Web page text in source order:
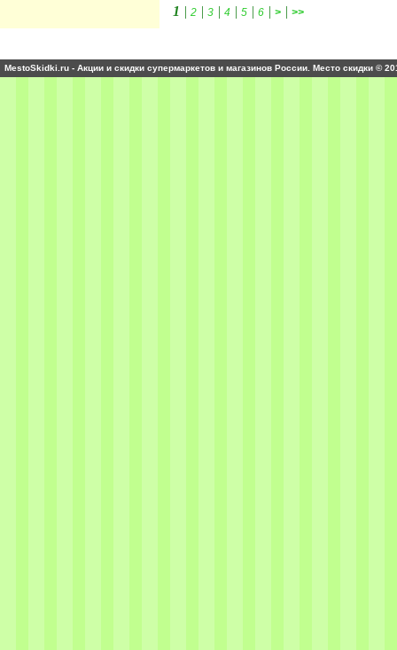
1 | 2 | 3 | 4 | 5 | 6 | > | >>
MestoSkidki.ru - Акции и скидки супермаркетов и магазинов России. Место скидки ©